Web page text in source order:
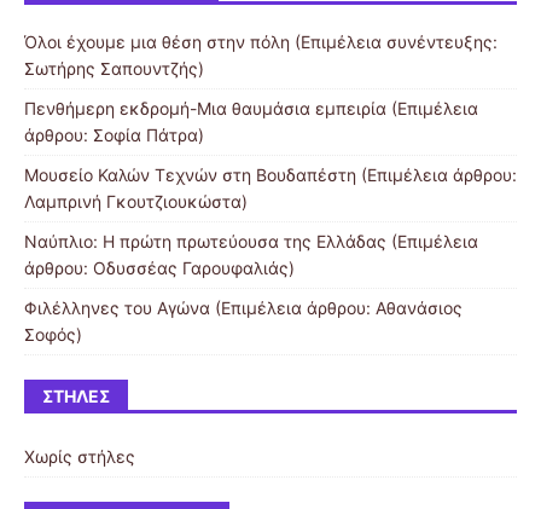
Όλοι έχουμε μια θέση στην πόλη (Επιμέλεια συνέντευξης:
Σωτήρης Σαπουντζής)
Πενθήμερη εκδρομή-Μια θαυμάσια εμπειρία (Επιμέλεια
άρθρου: Σοφία Πάτρα)
Μουσείο Καλών Τεχνών στη Βουδαπέστη (Επιμέλεια άρθρου:
Λαμπρινή Γκουτζιουκώστα)
Ναύπλιο: Η πρώτη πρωτεύουσα της Ελλάδας (Επιμέλεια
άρθρου: Οδυσσέας Γαρουφαλιάς)
Φιλέλληνες του Αγώνα (Επιμέλεια άρθρου: Αθανάσιος
Σοφός)
ΣΤΉΛΕΣ
Χωρίς στήλες